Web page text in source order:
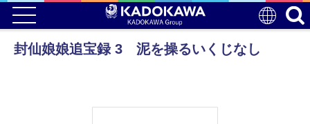
封仙娘娘追宝録 3 泥を操るいくじなし